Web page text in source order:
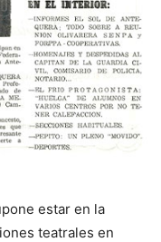
estar en la
teatrales en